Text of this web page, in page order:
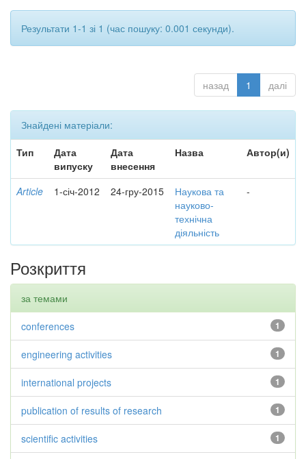
Результати 1-1 зі 1 (час пошуку: 0.001 секунди).
назад 1 далі
Знайдені матеріали:
Тип
Дата
випуску
Дата
внесення
Назва Автор(и)
Article 1-січ-2012 24-гру-2015
Наукова та
науково-
технічна
діяльність
-
Розкриття
за темами
1
conferences
1
engineering activities
1
international projects
1
publication of results of research
1
scientific activities